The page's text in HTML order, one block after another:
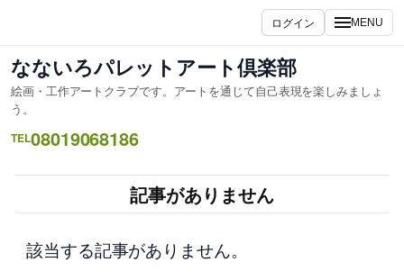
ス
キ
プ
ログイン MENU
なないろパレットアート倶楽部
絵画・工作アートクラブです。アートを通じて自己表現を楽しみましょ
う。
TEL08019068186
記事がありません
該当する記事がありません。